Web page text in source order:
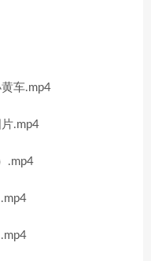
车.mp4
.mp4
.mp4